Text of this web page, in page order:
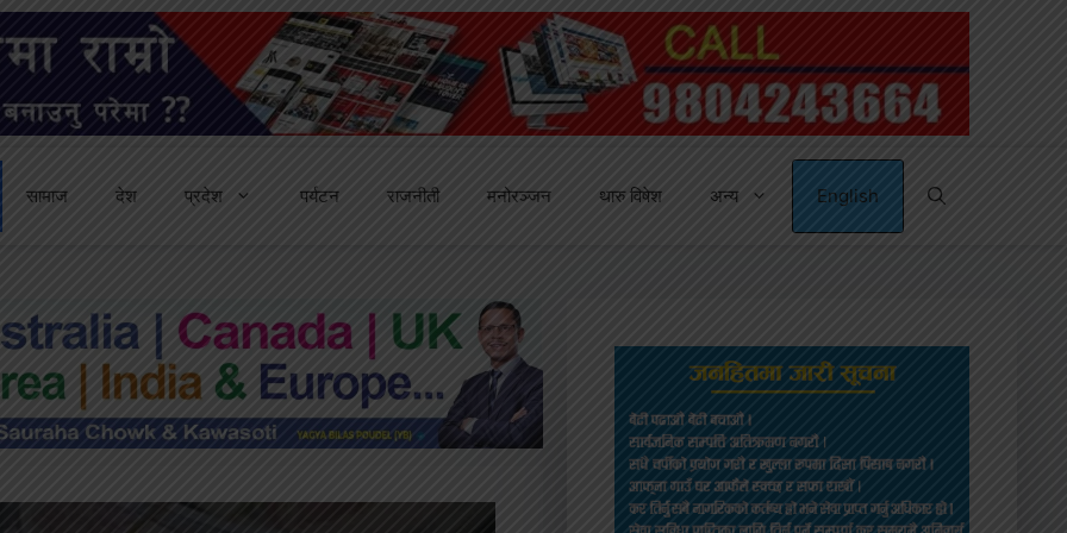
सामाज देश प्रदेश पर्यटन राजनीती मनोरञ्जन थारु विषेश अन्य English